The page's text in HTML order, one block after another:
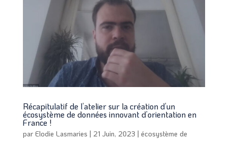
Récapitulatif de l’atelier sur la création d’un
écosystème de données innovant d’orientation en
France !
par Elodie Lasmaries | 21 Juin, 2023 | écosystème de